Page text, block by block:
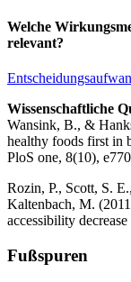
Welche
relevant?
Wissenschaftliche
Wansink, B., &
healthy foods first in
PloS one, 8(10),
Rozin, P., Scott, S.
Kaltenbach, M.
accessibility
Fußspuren